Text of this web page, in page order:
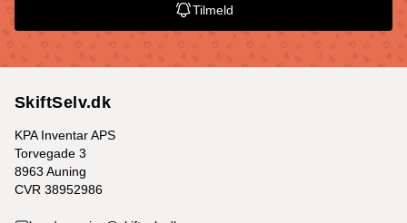
Tilmeld
SkiftSelv.dk
KPA Inventar APS
Torvegade 3
8963 Auning
CVR 38952986